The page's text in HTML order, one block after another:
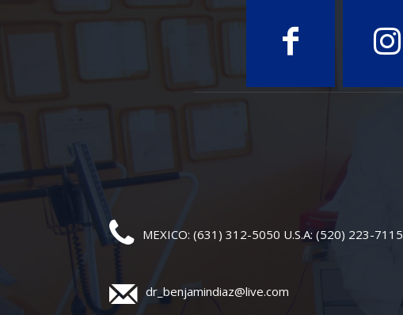
MEXICO: (631) 312-5050 U.S.A: (520) 223-7115
dr_benjamindiaz@live.com